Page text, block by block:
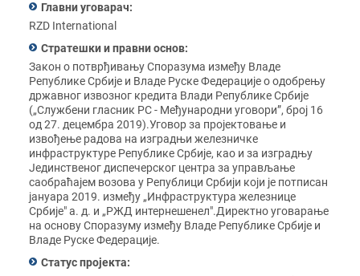
Главни уговарач:
RZD International
Стратешки и правни основ:
Закон о потврђивању Споразума између Владе
Републике Србије и Владе Руске Федерације о одобрењу
државног извозног кредита Влади Републике Србије
(„Службени гласник РС - Међународни уговори”, број 16
од 27. децембра 2019).Уговор за пројектовање и
извођење радова на изградњи железничке
инфраструктуре Републике Србије, као и за изградњу
Јединственог диспечерског центра за управљање
саобраћајем возова у Републици Србији који је потписан
јануара 2019. између „Инфраструктура железнице
Србије" а. д. и „РЖД интернешенел".Директно уговарање
на основу Споразуму између Владе Републике Србије и
Владе Руске Федерације.
Статус пројекта: